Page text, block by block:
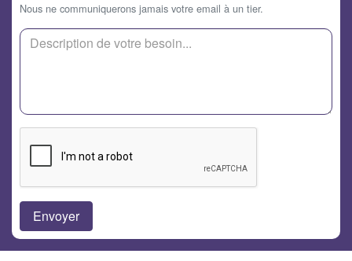
Nous ne communiquerons jamais votre email à un tier.